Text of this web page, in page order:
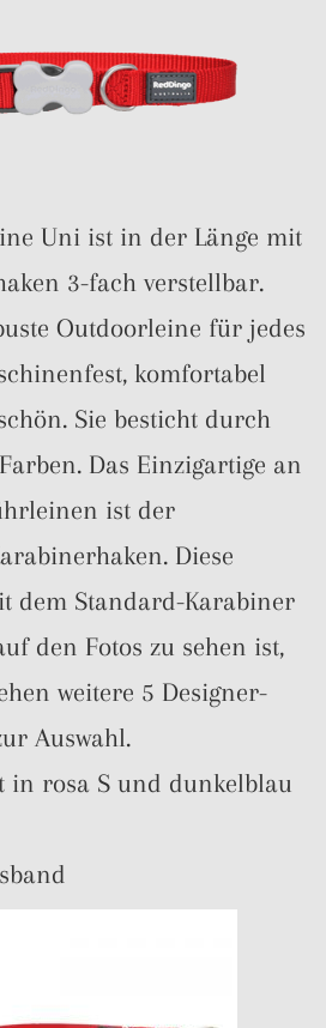
Uni ist in der Länge mit
3-fach verstellbar.
Outdoorleine für jedes
komfortabel
Sie besticht durch
Das Einzigartige an
ist der
Diese
dem Standard-Karabiner
den Fotos zu sehen ist,
weitere 5 Designer-
Auswahl.
in rosa S und dunkelblau